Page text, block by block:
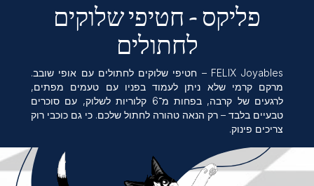
פליקס - חטיפי שלוקים
לחתולים
FELIX Joyables – חטיפי שלוקים לחתולים עם אופי שובב.
מרקם קרמי שלא ניתן לעמוד בפניו עם טעמים מפתים,
לרגעים של קרבה, בפחות מ־6 קלוריות לשלוק, עם סוכרים
טבעיים בלבד – רק הנאה טהורה לחתול שלכם. כי גם כוכבי רוק
צריכים פינוק.